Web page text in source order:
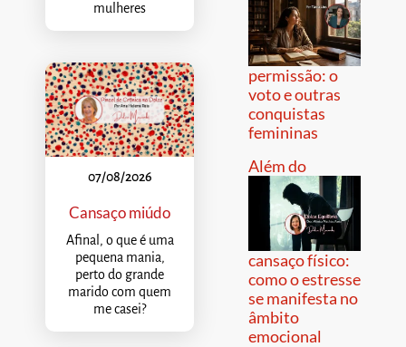
mulheres
07/08/2026
Cansaço miúdo
Afinal, o que é uma
pequena mania,
perto do grande
marido com quem
me casei?
permissão: o
voto e outras
conquistas
femininas
Além do
cansaço físico:
como o estresse
se manifesta no
âmbito
emocional